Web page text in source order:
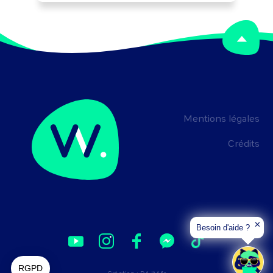
des prestations avec le maître
Mentions légales
Crédits
Besoin d'aide ? ✕